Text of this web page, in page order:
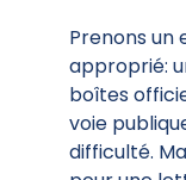
Prenons un
approprié:
boîtes
voie
difficulté.